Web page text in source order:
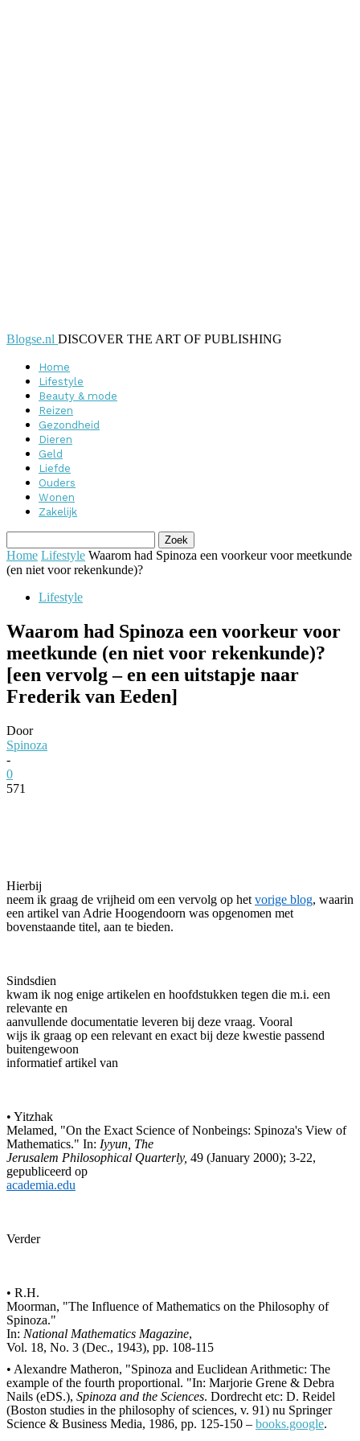
Blogse.nl DISCOVER THE ART OF PUBLISHING
Home
Lifestyle
Beauty & mode
Reizen
Gezondheid
Dieren
Geld
Liefde
Ouders
Wonen
Zakelijk
Home Lifestyle Waarom had Spinoza een voorkeur voor meetkunde
(en niet voor rekenkunde)?
Lifestyle
Waarom had Spinoza een voorkeur voor
meetkunde (en niet voor rekenkunde)?
[een vervolg – en een uitstapje naar
Frederik van Eeden]
Door
Spinoza
-
0
571
Hierbij
neem ik graag de vrijheid om een vervolg op het vorige blog, waarin
een artikel van Adrie Hoogendoorn was opgenomen met
bovenstaande titel, aan te bieden.
Sindsdien
kwam ik nog enige artikelen en hoofdstukken tegen die m.i. een
relevante en
aanvullende documentatie leveren bij deze vraag. Vooral
wijs ik graag op een relevant en exact bij deze kwestie passend
buitengewoon
informatief artikel van
• Yitzhak
Melamed, "On the Exact Science of Nonbeings: Spinoza's View of
Mathematics." In: Iyyun, The
Jerusalem Philosophical Quarterly, 49 (January 2000); 3-22,
gepubliceerd op
academia.edu
Verder
• R.H.
Moorman, "The Influence of Mathematics on the Philosophy of
Spinoza."
In: National Mathematics Magazine,
Vol. 18, No. 3 (Dec., 1943), pp. 108-115
• Alexandre Matheron, "Spinoza and Euclidean Arithmetic: The
example of the fourth proportional. "In: Marjorie Grene & Debra
Nails (eDS.), Spinoza and the Sciences. Dordrecht etc: D. Reidel
(Boston studies in the philosophy of sciences, v. 91) nu Springer
Science & Business Media, 1986, pp. 125-150 – books.google.